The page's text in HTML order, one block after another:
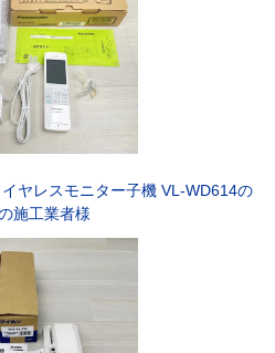
ヤレスモニター子機 VL-WD614の
施工業者様